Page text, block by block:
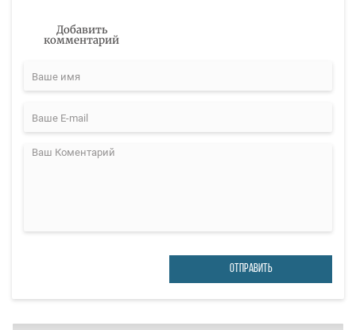
Добавить
комментарий
ОТПРАВИТЬ